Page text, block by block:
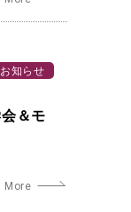
お知らせ
＆モ